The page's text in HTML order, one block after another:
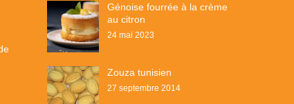
Génoise fourrée à la crème
au citron
24 mai 2023
Zouza tunisien
27 septembre 2014